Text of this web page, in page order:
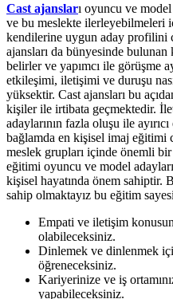
Cast ajansları oyuncu ve model
ve bu meslekte ilerleyebilmeleri
kendilerine uygun aday profilini
ajansları da bünyesinde bulunan
belirler ve yapımcı ile görüşme
etkileşimi, iletişimi ve duruşu
yüksektir. Cast ajansları bu
kişiler ile irtibata geçmektedir.
adaylarının fazla oluşu ile
bağlamda en kişisel imaj eğitimi
meslek grupları içinde önemli
eğitimi oyuncu ve model
kişisel hayatında önem sahiptir.
sahip olmaktayız bu eğitim
Empati ve iletişim
olabileceksiniz.
Dinlemek ve dinlenmek
öğreneceksiniz.
Kariyerinize ve iş
yapabileceksiniz.